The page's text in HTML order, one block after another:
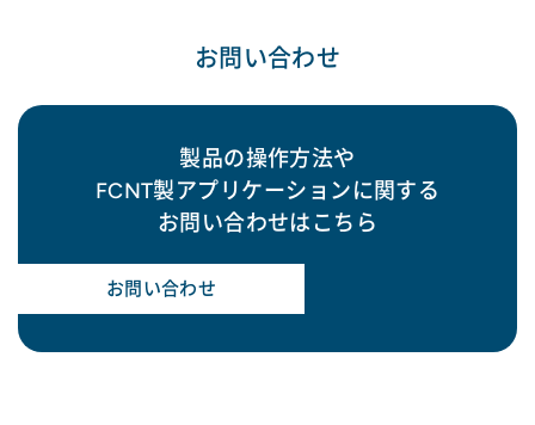
お問い合わせ
製品の操作方法や
FCNT製アプリケーションに関する
お問い合わせはこちら
お問い合わせ